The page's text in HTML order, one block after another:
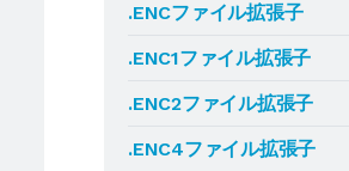
.ENCファイル拡張子
.ENC1ファイル拡張子
.ENC2ファイル拡張子
.ENC4ファイル拡張子